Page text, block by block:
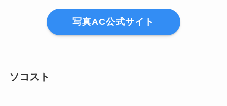
写真AC公式サイト
ソコスト